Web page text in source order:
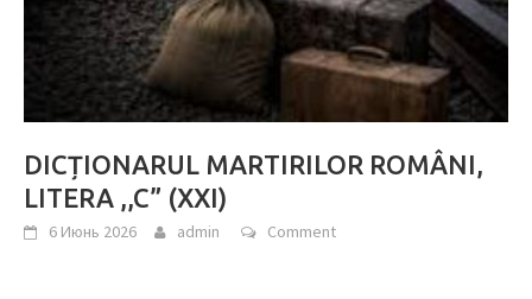
DICȚIONARUL MARTIRILOR ROMÂNI,
LITERA ,,C” (XXI)
6 Июнь 2026 admin Comment